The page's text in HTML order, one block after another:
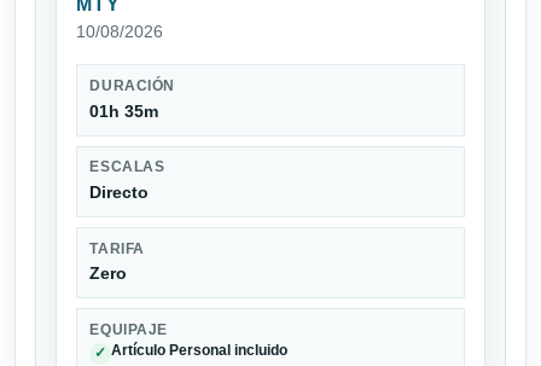
MTY
10/08/2026
DURACIÓN
01h 35m
ESCALAS
Directo
TARIFA
Zero
EQUIPAJE
✓ Artículo Personal incluido